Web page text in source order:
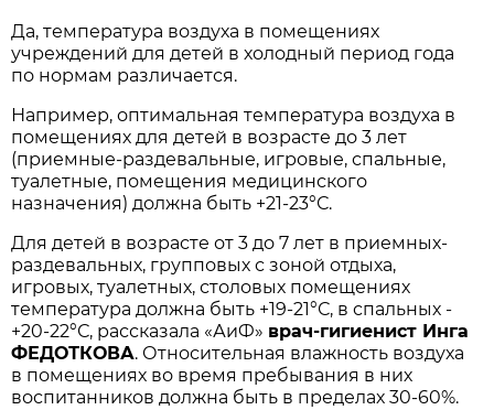
Да, температура воздуха в помещениях
учреждений для детей в холодный период года
по нормам различается.
Например, оптимальная температура воздуха в
помещениях для детей в возрасте до 3 лет
(приемные-раздевальные, игровые, спальные,
туалетные, помещения медицинского
назначения) должна быть +21-23°С.
Для детей в возрасте от 3 до 7 лет в приемных-
раздевальных, групповых с зоной отдыха,
игровых, туалетных, столовых помещениях
температура должна быть +19-21°С, в спальных -
+20-22°С, рассказала «АиФ» врач-гигиенист Инга
ФЕДОТКОВА. Относительная влажность воздуха
в помещениях во время пребывания в них
воспитанников должна быть в пределах 30-60%.